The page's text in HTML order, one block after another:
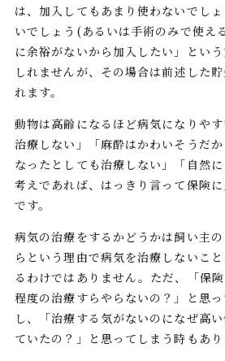
は、加入してもあまり使わないでし
いでしょう(あるいは手術のみで使え
に余裕がないから加入したい」とい
しれませんが、その場合は前述した
れます。
動物は高齢になるほど病気になりや
治療しない」「麻酔はかわいそうだ
なったとしても治療しない」「自然
考えであれば、はっきり言って保険
です。
病気の治療をするかどうかは飼い主
らという理由で病気を治療しないこ
るわけではありません。ただ、「保
程度の治療すらやらないの？」と思
し、「治療する気がないのになぜ高
ていたの？」と思ってしまう時もあり